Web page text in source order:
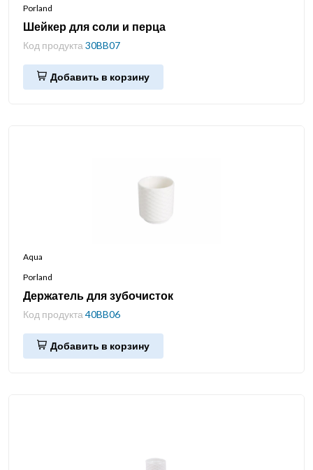
Porland
Шейкер для соли и перца
Код продукта 30BB07
Добавить в корзину
Aqua
Porland
Держатель для зубочисток
Код продукта 40BB06
Добавить в корзину